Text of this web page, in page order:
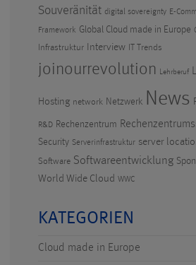
Souveränität digital sovereignty E-
Framework Global Cloud made in Europe
Infrastruktur Interview IT Trends
joinourrevolution Lehrberuf
Hosting network Netzwerk News
R&D Rechenzentrum
Security Serverinfrastruktur server
Software Softwareentwicklung
World Wide Cloud WWC
KATEGORIEN
Cloud made in Europe